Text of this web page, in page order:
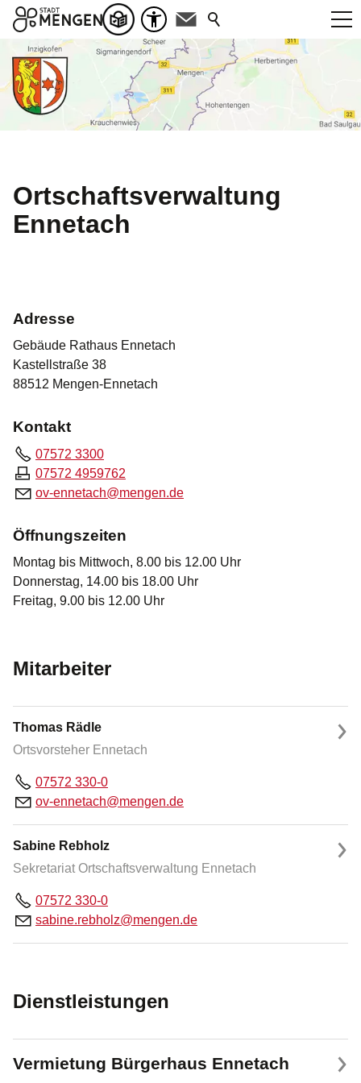
Ortschaftsverwaltung
Ennetach
Adresse
Gebäude Rathaus Ennetach
Kastellstraße 38
88512 Mengen-Ennetach
Kontakt
07572 3300
07572 4959762
v- nn t ch m ng n d
Öffnungszeiten
Montag bis Mittwoch, 8.00 bis 12.00 Uhr
Donnerstag, 14.00 bis 18.00 Uhr
Freitag, 9.00 bis 12.00 Uhr
Mitarbeiter
Thomas Rädle
Ortsvorsteher Ennetach
07572 330-0
v- nn t ch m ng n d
Sabine Rebholz
Sekretariat Ortschaftsverwaltung Ennetach
07572 330-0
s
b n r bh lz m ng n d
Dienstleistungen
Vermietung Bürgerhaus Ennetach